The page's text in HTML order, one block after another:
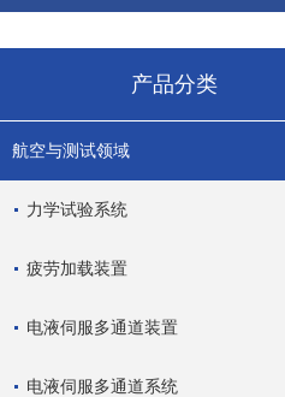
产品分类
航空与测试领域
力学试验系统
疲劳加载装置
电液伺服多通道装置
电液伺服多通道系统